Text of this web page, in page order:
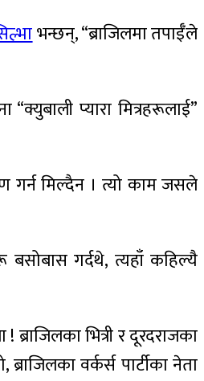
भन्छन्, “ब्राजिलमा तपाईँले
प्यारा मित्रहरूलाई”
गर्न मिल्दैन । त्यो काम जसले
बसोबास गर्दथे, त्यहाँ कहिल्यै
भित्री र दूरदराजका
वर्कर्स पार्टीका नेता